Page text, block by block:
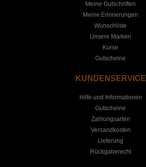
Meine Gutschriften
Meine Erinnerungen
Wunschliste
Unsere Marken
Kurse
Gutscheine
KUNDENSERVICE
Hilfe und Informationen
Gutscheine
Zahlungsarten
Versandkosten
Lieferung
Rückgaberecht